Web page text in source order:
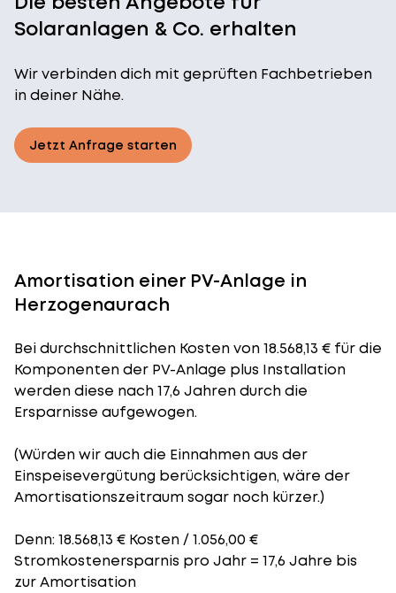
Solaranlagen & Co. erhalten
Wir verbinden dich mit geprüften Fachbetrieben
in deiner Nähe.
Jetzt Anfrage starten
Amortisation einer PV-Anlage in
Herzogenaurach
Bei durchschnittlichen Kostenvon 18.568,13 € für die
Komponenten der PV-Anlage plus Installation
werden diese nach 17,6 Jahren durch die
Ersparnisse aufgewogen.
(Würden wir auch die Einnahmen aus der
Einspeisevergütung berücksichtigen, wäre der
Amortisationszeitraumsogar noch kürzer.)
Denn: 18.568,13 € Kosten / 1.056,00 €
Stromkostenersparnis pro Jahr = 17,6 Jahre bis
zur Amortisation